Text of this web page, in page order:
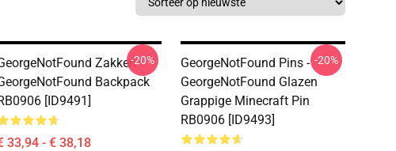
Zakken -
Backpack
[ID9491]
33,94 - € 38,18
-20%
GeorgeNotFound Pins -
GeorgeNotFound Glazen
Grappige Minecraft Pin
RB0906 [ID9493]
-20%